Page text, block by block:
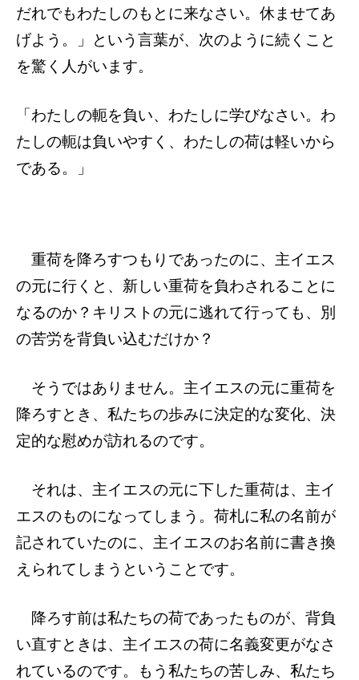
だれでもわたしのもとに来なさい。休ませてあ
げよう。」という言葉が、次のように続くこと
を驚く人がいます。
「わたしの軛を負い、わたしに学びなさい。わ
たしの軛は負いやすく、わたしの荷は軽いから
である。」
重荷を降ろすつもりであったのに、主イエス
の元に行くと、新しい重荷を負わされることに
なるのか？キリストの元に逃れて行っても、別
の苦労を背負い込むだけか？
そうではありません。主イエスの元に重荷を
降ろすとき、私たちの歩みに決定的な変化、決
定的な慰めが訪れるのです。
それは、主イエスの元に下した重荷は、主イ
エスのものになってしまう。荷札に私の名前が
記されていたのに、主イエスのお名前に書き換
えられてしまうということです。
降ろす前は私たちの荷であったものが、背負
い直すときは、主イエスの荷に名義変更がなさ
れているのです。もう私たちの苦しみ、私たち